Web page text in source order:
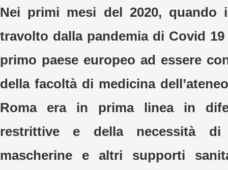
Nei primi mesi del 2020, quando
travolto dalla pandemia di Covid 19
primo paese europeo ad essere
della facoltà di medicina
Roma era in prima linea in
restrittive e della necessità di
mascherine e altri supporti